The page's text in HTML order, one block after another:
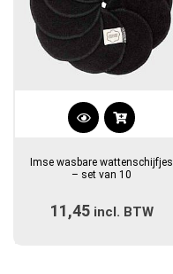
Dit
heeft
variaties.
Imse wasbare wattenschijfjes
– set van 10
11,45 incl. BTW